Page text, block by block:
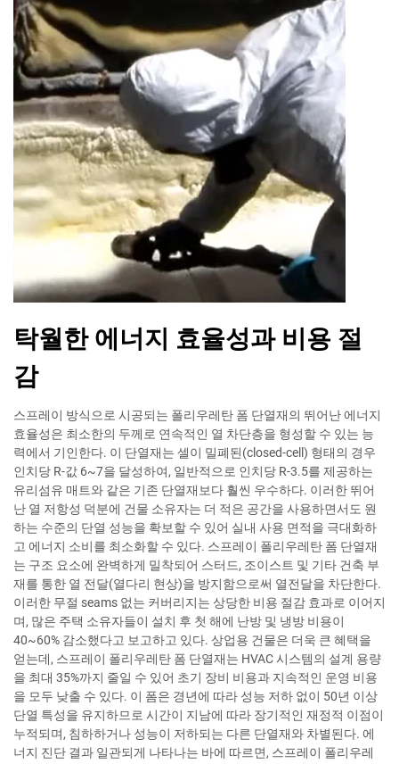
탁월한 에너지 효율성과 비용 절
감
스프레이 방식으로 시공되는 폴리우레탄 폼 단열재의 뛰어난 에너지
효율성은 최소한의 두께로 연속적인 열 차단층을 형성할 수 있는 능
력에서 기인한다. 이 단열재는 셀이 밀폐된(closed-cell) 형태의 경우
인치당 R-값 6~7을 달성하여, 일반적으로 인치당 R-3.5를 제공하는
유리섬유 매트와 같은 기존 단열재보다 훨씬 우수하다. 이러한 뛰어
난 열 저항성 덕분에 건물 소유자는 더 적은 공간을 사용하면서도 원
하는 수준의 단열 성능을 확보할 수 있어 실내 사용 면적을 극대화하
고 에너지 소비를 최소화할 수 있다. 스프레이 폴리우레탄 폼 단열재
는 구조 요소에 완벽하게 밀착되어 스터드, 조이스트 및 기타 건축 부
재를 통한 열 전달(열다리 현상)을 방지함으로써 열전달을 차단한다.
이러한 무절 seams 없는 커버리지는 상당한 비용 절감 효과로 이어지
며, 많은 주택 소유자들이 설치 후 첫 해에 난방 및 냉방 비용이
40~60% 감소했다고 보고하고 있다. 상업용 건물은 더욱 큰 혜택을
얻는데, 스프레이 폴리우레탄 폼 단열재는 HVAC 시스템의 설계 용량
을 최대 35%까지 줄일 수 있어 초기 장비 비용과 지속적인 운영 비용
을 모두 낮출 수 있다. 이 폼은 경년에 따라 성능 저하 없이 50년 이상
단열 특성을 유지하므로 시간이 지남에 따라 장기적인 재정적 이점이
누적되며, 침하하거나 성능이 저하되는 다른 단열재와 차별된다. 에
너지 진단 결과 일관되게 나타나는 바에 따르면, 스프레이 폴리우레